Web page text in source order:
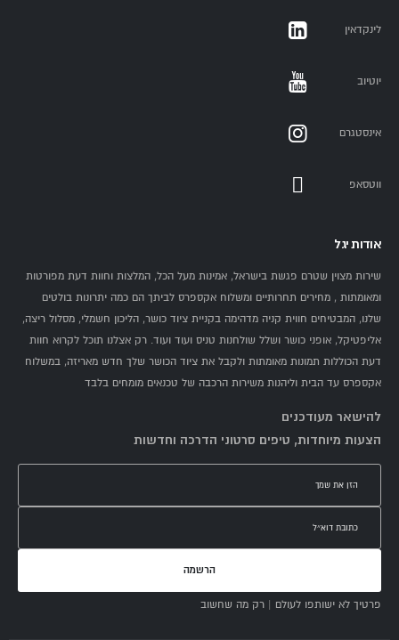
לינקדאין
יוטיוב
אינסטגרם
ווטסאפ
אודות יגל
שירות מצוין שטרם פגשת בישראל, אמינות מעל הכל, המלצות וחוות דעת מפורטות
ומאומתות , מחירים תחרותיים ומשלוח אקספרס לביתך הם כמה יתרונות בולטים
שלנו, המבטיחים חווית קניה מדהימה בקניית ציוד כושר, הליכון חשמלי, מסלול ריצה,
אליפטיקל, אופני כושר ושלל שולחנות טניס ועוד ועוד. רק אצלנו תוכל לקרוא חוות
דעת הכוללות תמונות מאומתות ולקבל את ציוד הכושר שלך חדש מאריזה, במשלוח
אקספרס עד הבית וליהנות משירות הרכבה של טכנאים מומחים בלבד
להישאר מעודכנים
הצעות מיוחדות, טיפים סרטוני הדרכה וחדשות
הרשמה
פרטיך לא ישותפו לעולם | רק מה שחשוב